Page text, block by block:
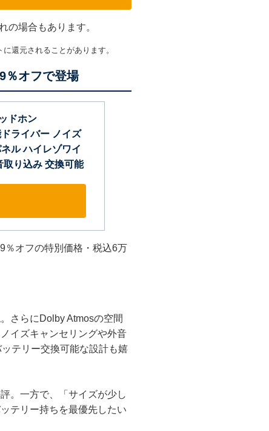
場合もあります。
還元されることがあります。
％オフで登場
ドホン
ライバー ノイズ
ル ハイレゾワイ
り込み 交換可能
％オフの特別価格・税込6万
さらにDolby Atmosの空間
イズキャンセリングや外音
テリー交換可能な設計も嬉
。一方で、「サイズが少し
テリー持ちを最優先したい